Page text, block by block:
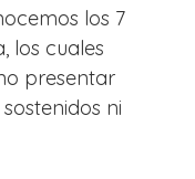
los 7
los cuales
presentar
ni